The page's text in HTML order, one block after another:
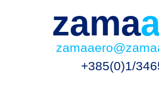
zama
+385(0)1/